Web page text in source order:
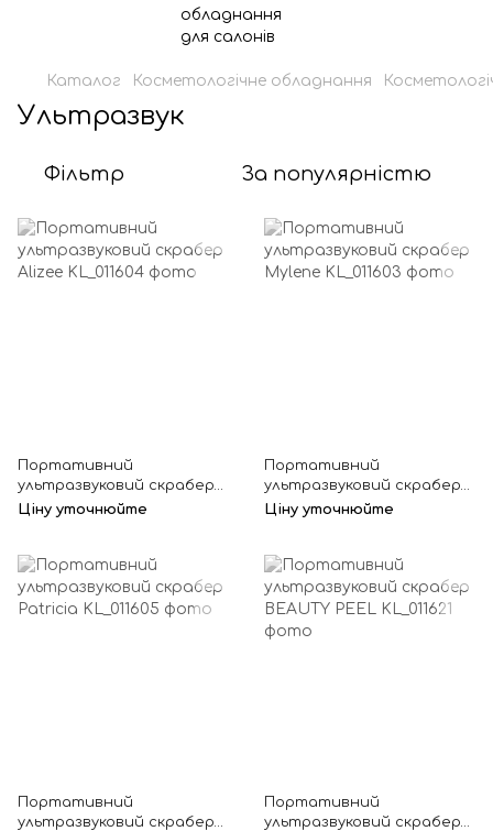
Каталог Косметологічне обладнання
Ультразвук
Фільтр За популярністю
Портативний
ультразвуковий скрабер
Alizee
Ціну уточнюйте
Портативний
ультразвуковий скрабер
Mylene
Ціну уточнюйте
Портативний
ультразвуковий скрабер
Портативний
ультразвуковий скрабер